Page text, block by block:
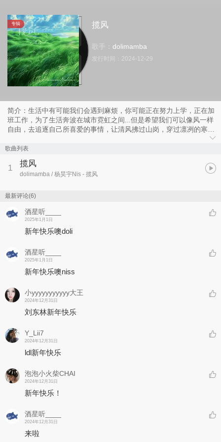
专辑 揽风
歌手： dolimamba
发行时间： 2024-12-29
简介：生活中有可能我们会遇到麻烦，你可能正在努力上学，正在加
班工作，为了生活奔波在城市霓虹之间...但是希望我们可以像风一样
自由，去追逐自己所喜爱的事情，让清风拂过山岗，穿过凛冽的寒
歌曲列表
1 揽风
dolimamba / 杨昊宇Nis - 揽风
最新评论(6)
酒星听____
2025年1月1日
新年快乐噢doli
酒星听____
2025年1月1日
新年快乐噢niss
小yyyyyyyyyyy大王
2024年12月31日
刘东林新年快乐
Y_Lii7
2024年12月31日
ldl新年快乐
泡泡小火柴CHAI
2024年12月31日
新年快乐！
酒星听____
2024年12月31日
来啦